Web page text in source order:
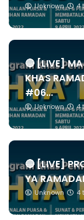
Unknown 4
🔴 [LIVE]
KHAS
#06...
Unknown 4
🔴 [LIVE]
YA
Unknown 4